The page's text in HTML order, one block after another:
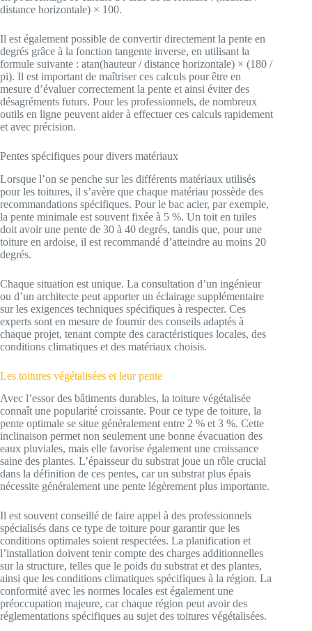
distance horizontale) × 100.
Il est également possible de convertir directement la pente en
degrés grâce à la fonction tangente inverse, en utilisant la
formule suivante : atan(hauteur / distance horizontale) × (180 /
pi). Il est important de maîtriser ces calculs pour être en
mesure d’évaluer correctement la pente et ainsi éviter des
désagréments futurs. Pour les professionnels, de nombreux
outils en ligne peuvent aider à effectuer ces calculs rapidement
et avec précision.
Pentes spécifiques pour divers matériaux
Lorsque l’on se penche sur les différents matériaux utilisés
pour les toitures, il s’avère que chaque matériau possède des
recommandations spécifiques. Pour le bac acier, par exemple,
la pente minimale est souvent fixée à 5 %. Un toit en tuiles
doit avoir une pente de 30 à 40 degrés, tandis que, pour une
toiture en ardoise, il est recommandé d’atteindre au moins 20
degrés.
Chaque situation est unique. La consultation d’un ingénieur
ou d’un architecte peut apporter un éclairage supplémentaire
sur les exigences techniques spécifiques à respecter. Ces
experts sont en mesure de fournir des conseils adaptés à
chaque projet, tenant compte des caractéristiques locales, des
conditions climatiques et des matériaux choisis.
Les toitures végétalisées et leur pente
Avec l’essor des bâtiments durables, la toiture végétalisée
connaît une popularité croissante. Pour ce type de toiture, la
pente optimale se situe généralement entre 2 % et 3 %. Cette
inclinaison permet non seulement une bonne évacuation des
eaux pluviales, mais elle favorise également une croissance
saine des plantes. L’épaisseur du substrat joue un rôle crucial
dans la définition de ces pentes, car un substrat plus épais
nécessite généralement une pente légèrement plus importante.
Il est souvent conseillé de faire appel à des professionnels
spécialisés dans ce type de toiture pour garantir que les
conditions optimales soient respectées. La planification et
l’installation doivent tenir compte des charges additionnelles
sur la structure, telles que le poids du substrat et des plantes,
ainsi que les conditions climatiques spécifiques à la région. La
conformité avec les normes locales est également une
préoccupation majeure, car chaque région peut avoir des
réglementations spécifiques au sujet des toitures végétalisées.